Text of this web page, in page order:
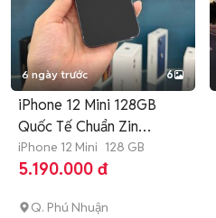
6 ngày trước 6
iPhone 12 Mini 128GB
Quốc Tế Chuẩn Zin
Nguyên Bản
iPhone 12 Mini 128 GB
5.190.000 đ
Q. Phú Nhuận